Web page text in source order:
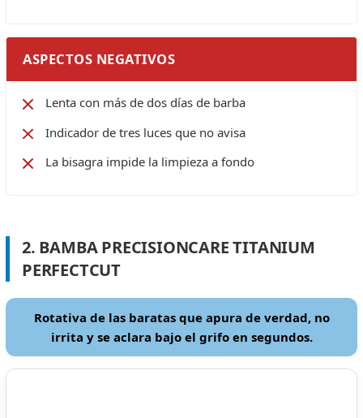
ASPECTOS NEGATIVOS
Lenta con más de dos días de barba
Indicador de tres luces que no avisa
La bisagra impide la limpieza a fondo
2. BAMBA PRECISIONCARE TITANIUM
PERFECTCUT
Rotativa de las baratas que apura de verdad, no
irrita y se aclara bajo el grifo en segundos.